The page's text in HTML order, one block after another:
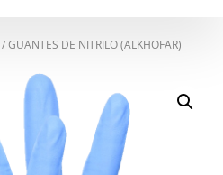
/ GUANTES DE NITRILO (ALKHOFAR)